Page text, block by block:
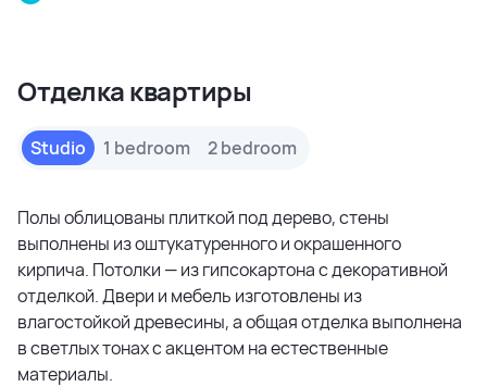
Отделка квартиры
Studio 1 bedroom 2 bedroom
Полы облицованы плиткой под дерево, стены
выполнены из оштукатуренного и окрашенного
кирпича. Потолки — из гипсокартона с декоративной
отделкой. Двери и мебель изготовлены из
влагостойкой древесины, а общая отделка выполнена
в светлых тонах с акцентом на естественные
материалы.